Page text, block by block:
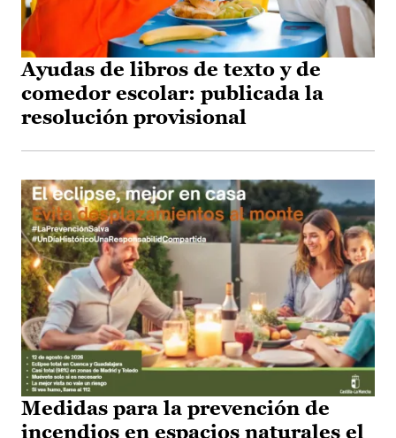
Ayudas de libros de texto y de
comedor escolar: publicada la
resolución provisional
Medidas para la prevención de
incendios en espacios naturales el